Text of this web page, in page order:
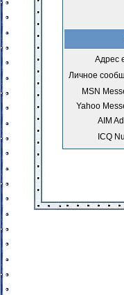
Адрес
Личное
MSN
Yahoo
AIM
ICQ